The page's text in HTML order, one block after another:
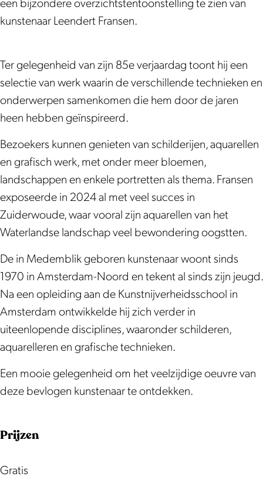
i
t
|
S
c
h
i
l
d
e
r
i
e
n
L
.
F
r
a
n
o
s
i
e
|
S
c
h
i
l
d
e
i
j
e
n
L
.
F
r
p
o
t
i
e
|
S
c
h
i
d
r
i
j
e
n
L
.
F
i
t
|
S
c
h
i
d
e
r
i
e
n
L
.
F
r
a
n
x
p
t
i
e
|
S
c
h
i
l
e
r
i
j
e
n
L
.
een bijzondere overzichtstentoonstelling te zien van
kunstenaar Leendert Fransen.
Ter gelegenheid van zijn 85e verjaardag toont hij een
selectie van werk waarin de verschillende technieken en
onderwerpen samenkomen die hem door de jaren
heen hebben geïnspireerd.
Bezoekers kunnen genieten van schilderijen, aquarellen
en grafisch werk, met onder meer bloemen,
landschappen en enkele portretten als thema. Fransen
exposeerde in 2024 al met veel succes in
Zuiderwoude, waar vooral zijn aquarellen van het
Waterlandse landschap veel bewondering oogstten.
De in Medemblik geboren kunstenaar woont sinds
1970 in Amsterdam-Noord en tekent al sinds zijn jeugd.
Na een opleiding aan de Kunstnijverheidsschool in
Amsterdam ontwikkelde hij zich verder in
uiteenlopende disciplines, waaronder schilderen,
aquarelleren en grafische technieken.
Een mooie gelegenheid om het veelzijdige oeuvre van
deze bevlogen kunstenaar te ontdekken.
Prijzen
Gratis